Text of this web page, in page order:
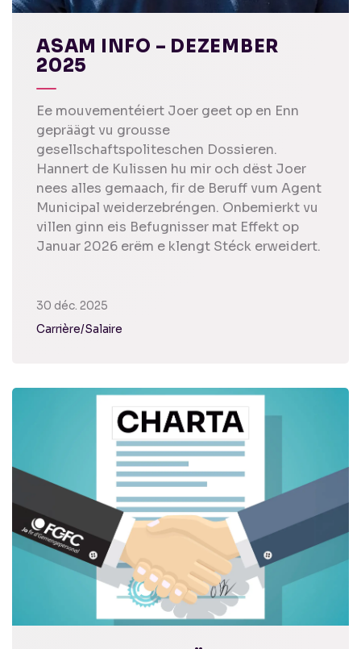
ASAM INFO – DEZEMBER
2025
Ee mouvementéiert Joer geet op en Enn
gepräägt vu grousse
gesellschaftspoliteschen Dossieren.
Hannert de Kulissen hu mir och dëst Joer
nees alles gemaach, fir de Beruff vum Agent
Municipal weiderzebréngen. Onbemierkt vu
villen ginn eis Befugnisser mat Effekt op
Januar 2026 erëm e klengt Stéck erweidert.
30 déc. 2025
Carrière/Salaire